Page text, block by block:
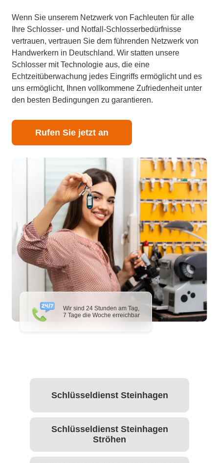
Wir sind 24 Stunden am Tag,
7 Tage die Woche erreichbar
Wenn Sie unserem Netzwerk von Fachleuten für alle
Ihre Schlosser- und Notfall-Schlosserbedürfnisse
vertrauen, vertrauen Sie dem führenden Netzwerk von
Handwerkern in Deutschland. Wir statten unsere
Schlosser mit Technologie aus, die eine
Echtzeitüberwachung jedes Eingriffs ermöglicht und es
uns ermöglicht, Ihnen vollkommene Zufriedenheit unter
den besten Bedingungen zu garantieren.
Rufen Sie jetzt an
Schlüsseldienst Steinhagen
Schlüsseldienst Steinhagen
Ströhen